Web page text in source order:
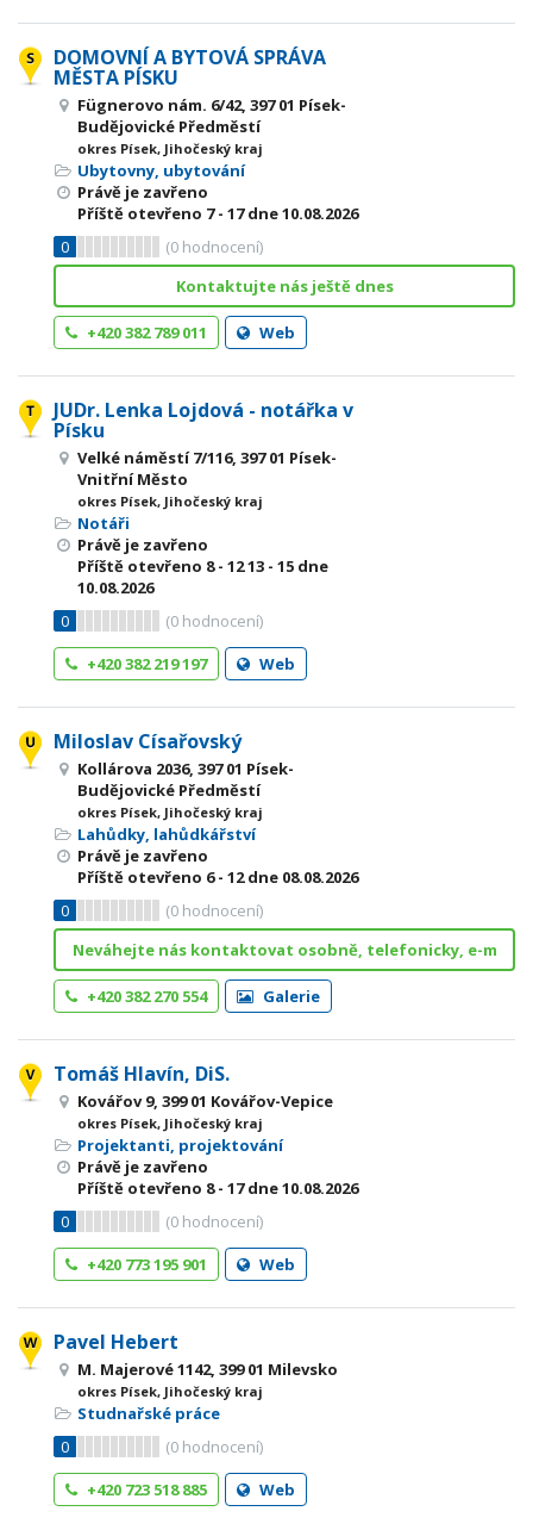
DOMOVNÍ A BYTOVÁ SPRÁVA
MĚSTA PÍSKU
Fügnerovo nám. 6/42, 397 01 Písek-
Budějovické Předměstí
okres Písek, Jihočeský kraj
Ubytovny, ubytování
Právě je zavřeno
Příště otevřeno 7 - 17dne 10.08.2026
0
(0 hodnocení)
Kontaktujte nás ještě dnes
+420 382 789 011 Web
JUDr. Lenka Lojdová - notářka v
Písku
Velké náměstí 7/116, 397 01 Písek-
Vnitřní Město
okres Písek, Jihočeský kraj
Notáři
Právě je zavřeno
Příště otevřeno 8 - 1213 - 15 dne
10.08.2026
0
(0 hodnocení)
+420 382 219 197
Web
Miloslav Císařovský
Kollárova 2036, 397 01 Písek-
Budějovické Předměstí
okres Písek, Jihočeský kraj
Lahůdky, lahůdkářství
Právě je zavřeno
Příště otevřeno 6 - 12dne 08.08.2026
0
(0 hodnocení)
Neváhejte nás kontaktovat osobně, telefonicky, e-m
+420 382 270 554 Galerie
Tomáš Hlavín, DiS.
Kovářov 9, 399 01 Kovářov-Vepice
okres Písek, Jihočeský kraj
Projektanti, projektování
Právě je zavřeno
Příště otevřeno 8 - 17dne 10.08.2026
0
(0 hodnocení)
+420 773 195 901
Web
Pavel Hebert
M. Majerové 1142, 399 01 Milevsko
okres Písek, Jihočeský kraj
Studnařské práce
0
(0 hodnocení)
+420 723 518 885
Web